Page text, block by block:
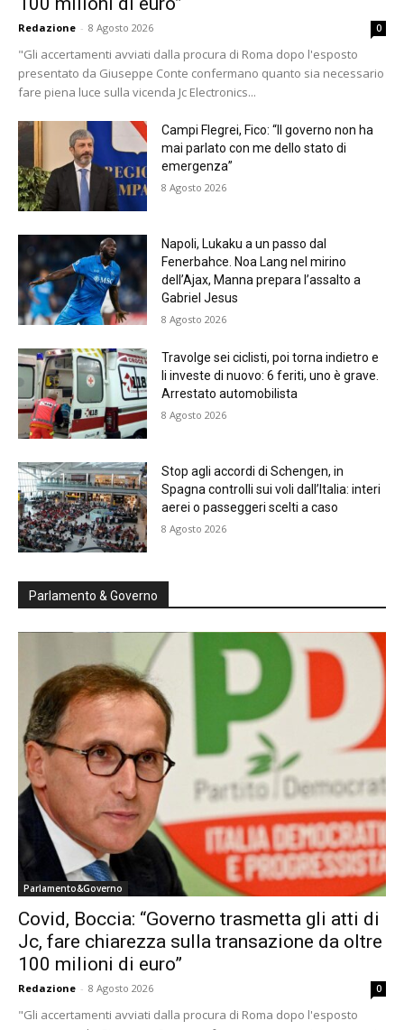
Redazione - 8 Agosto 2026 0
"Gli accertamenti avviati dalla procura di Roma dopo l'esposto
presentato da Giuseppe Conte confermano quanto sia necessario
fare piena luce sulla vicenda Jc Electronics...
Campi Flegrei, Fico: “Il governo non ha
mai parlato con me dello stato di
emergenza”
8 Agosto 2026
Napoli, Lukaku a un passo dal
Fenerbahce. Noa Lang nel mirino
dell’Ajax, Manna prepara l’assalto a
Gabriel Jesus
8 Agosto 2026
Travolge sei ciclisti, poi torna indietro e
li investe di nuovo: 6 feriti, uno è grave.
Arrestato automobilista
8 Agosto 2026
Stop agli accordi di Schengen, in
Spagna controlli sui voli dall’Italia: interi
aerei o passeggeri scelti a caso
8 Agosto 2026
Parlamento & Governo
Parlamento&Governo
Covid, Boccia: “Governo trasmetta gli atti di
Jc, fare chiarezza sulla transazione da oltre
100 milioni di euro”
Redazione - 8 Agosto 2026 0
"Gli accertamenti avviati dalla procura di Roma dopo l'esposto